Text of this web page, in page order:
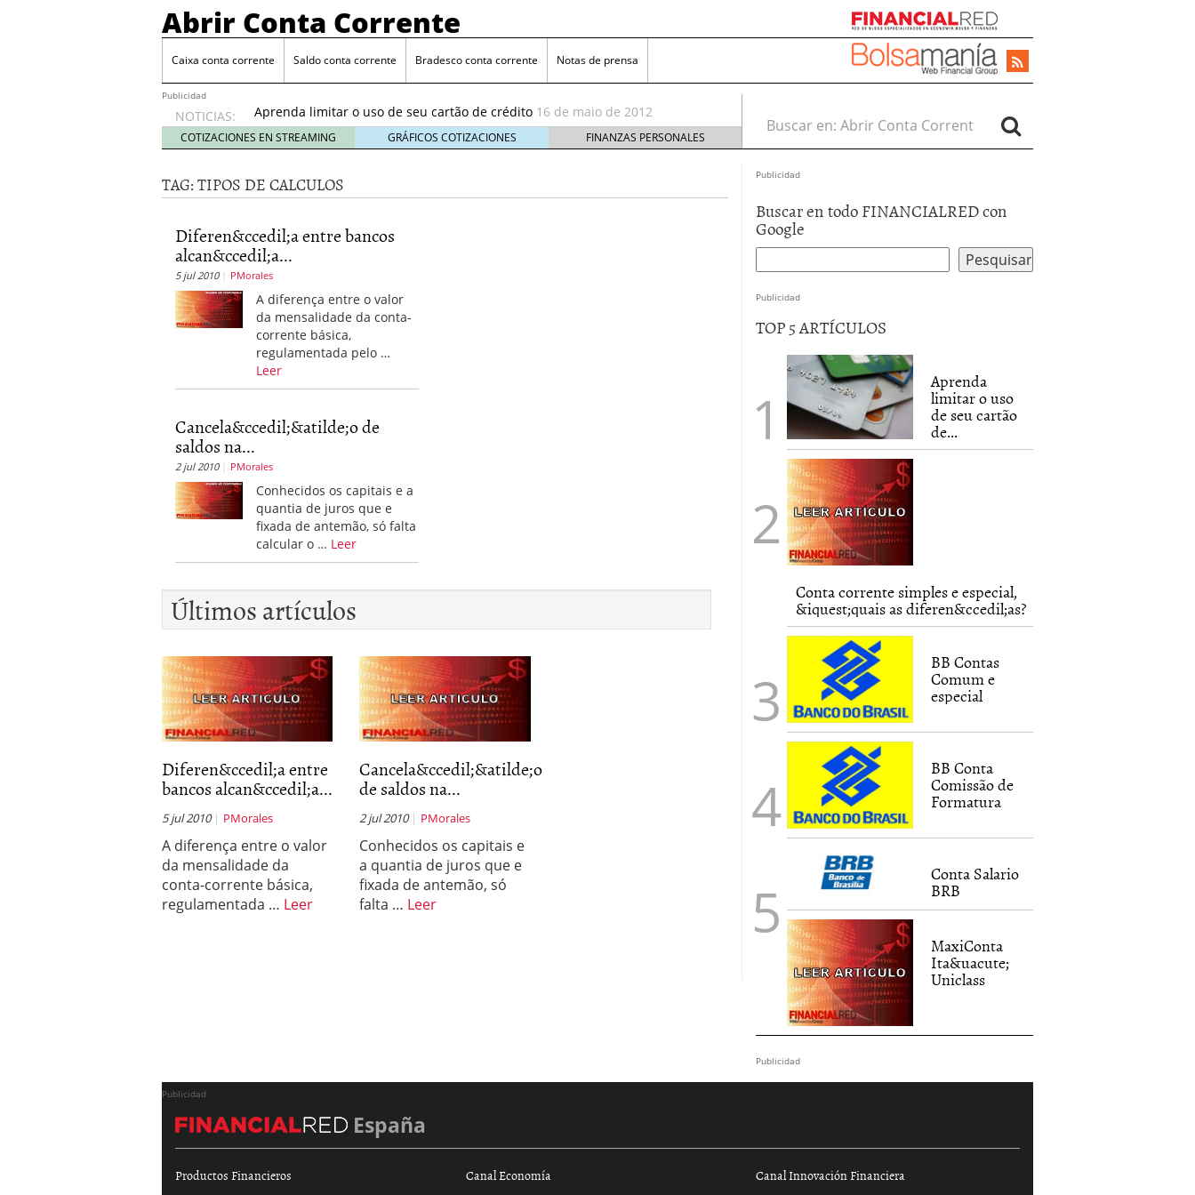
Abrir Conta Corrente
Caixa conta corrente Saldo conta corrente Bradesco conta corrente Notas de prensa
Publicidad
NOTICIAS:
Comercio de varejista no Brasil 13 de maio de 2012
Conta Salario BRB
5 de outubro de 2011
Conta Eletrônica BRB
Aprenda limitar o uso de seu cartão de crédito 16 de maio de 2012
COTIZACIONES EN STREAMING GRÁFICOS COTIZACIONES FINANZAS PERSONALES
Buscar en:
TAG:TIPOS DE CALCULOS
Diferen&ccedil;a entre bancos
alcan&ccedil;a...
5 jul 2010 PMorales
A diferença entre o valor
da mensalidade da conta-
corrente básica,
regulamentada pelo …
Leer
Cancela&ccedil;&atilde;o de
saldos na...
2 jul 2010 PMorales
Conhecidos os capitais e a
quantia de juros que e
fixada de antemão, só falta
calcular o … Leer
Últimos artículos
Diferen&ccedil;a entre
bancos alcan&ccedil;a...
5 jul 2010 PMorales
A diferença entre o valor
da mensalidade da
conta-corrente básica,
regulamentada … Leer
Cancela&ccedil;&atilde;o
de saldos na...
2 jul 2010 PMorales
Conhecidos os capitais e
a quantia de juros que e
fixada de antemão, só
falta … Leer
Publicidad
Buscar en todo FINANCIALRED con
Google
Publicidad
TOP 5 ARTÍCULOS
Aprenda
limitar o uso
de seu cartão
de...
Conta corrente simples e especial,
&iquest;quais as diferen&ccedil;as?
BB Contas
Comum e
especial
BB Conta
Comissão de
Formatura
Conta Salario
BRB
MaxiConta
Ita&uacute;
Uniclass
Publicidad
Publicidad
España
Productos Financieros Canal Economía Canal Innovación Financiera